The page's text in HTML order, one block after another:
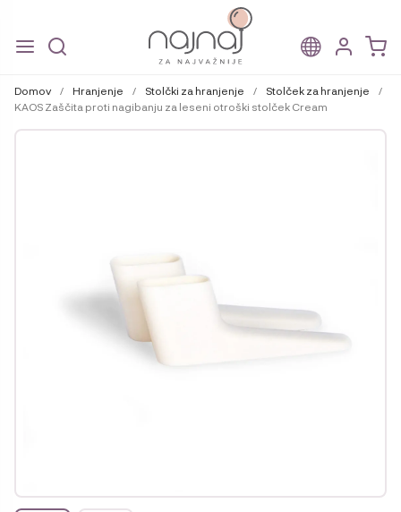
to
navigation
to
content
Domov / Hranjenje / Stolčki za hranjenje / Stolček za hranjenje
/
KAOS Zaščita proti nagibanju za leseni otroški stolček Cream